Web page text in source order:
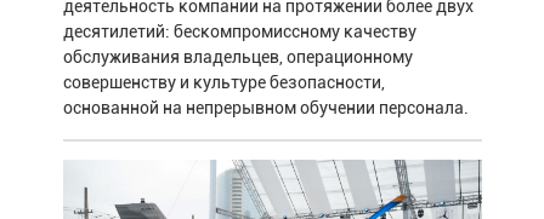
деятельность компании на протяжении более двух
десятилетий: бескомпромиссному качеству
обслуживания владельцев, операционному
совершенству и культуре безопасности,
основанной на непрерывном обучении персонала.